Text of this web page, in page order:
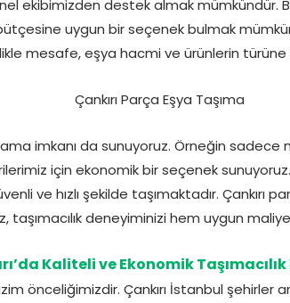
ekibimizden destek almak mümkündür.
uygun bir seçenek bulmak
mesafe, eşya hacmi ve ürünlerin
imkanı da sunuyoruz. Örneğin sadece
için ekonomik bir seçenek
ve hızlı şekilde taşımaktadır.
taşımacılık deneyiminizi hem uygun
Kaliteli ve Ekonomik
önceliğimizdir. Çankırı İstanbul şehirler